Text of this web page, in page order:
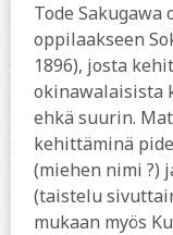
Tode
oppilaakseen
1896), josta
okinawalaisista
ehkä suurin.
kehittäminä
(miehen nimi ?)
(taistelu
mukaan myös